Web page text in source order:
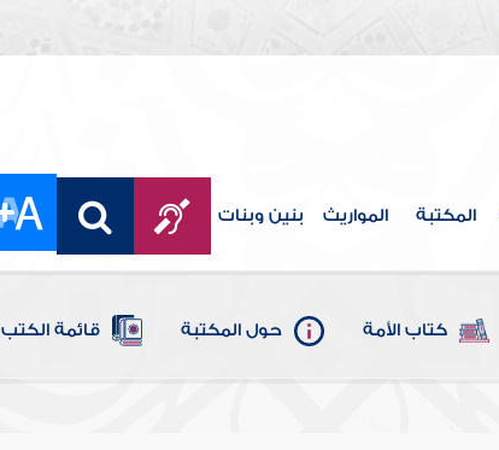
المكتبة المواريث بنين وبنات
كتاب الأمة حول المكتبة قائمة الكتب